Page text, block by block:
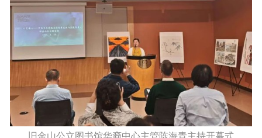
旧金山公立图书馆华裔中心主管陈海青主持开幕式